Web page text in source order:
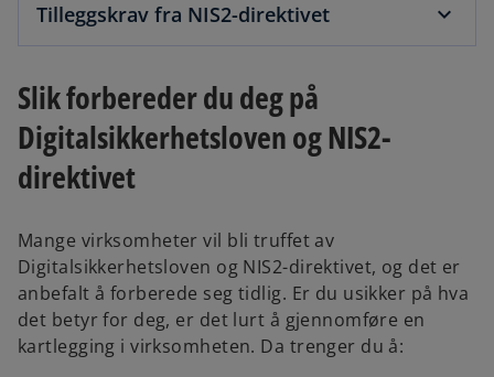
Tilleggskrav fra NIS2-direktivet
Slik forbereder du deg på
Digitalsikkerhetsloven og NIS2-
direktivet
Mange virksomheter vil bli truffet av
Digitalsikkerhetsloven og NIS2-direktivet, og det er
anbefalt å forberede seg tidlig. Er du usikker på hva
det betyr for deg, er det lurt å gjennomføre en
kartlegging i virksomheten. Da trenger du å: